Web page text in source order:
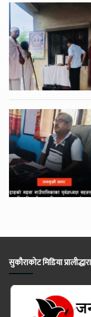
सुकौराकोट मिडिया